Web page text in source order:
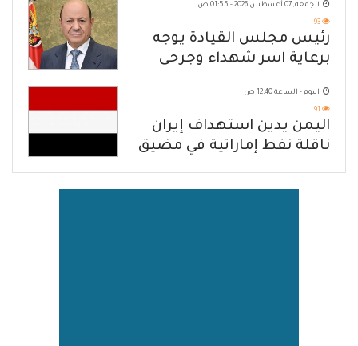
الجمعة, 07 أغسطس 2026 - 01:55 ص
93
رئيس مجلس القيادة يوجه
برعاية اسر شهداء وجرحى
الهجوم الإرهابي الحوثي والرد
الحازم على مصدر التهديد
اليوم - الساعة 12:40 ص
91
اليمن يدين استهداف إيران
ناقلة نفط إماراتية في مضيق